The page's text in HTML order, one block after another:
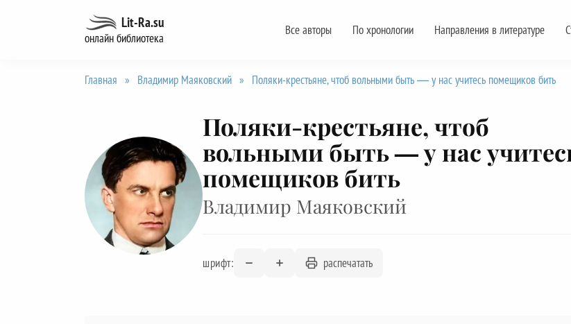
Lit-Ra.su
онлайн библиотека
Все авторы По хронологии Направления в литературе
Главная » Владимир Маяковский » Поляки-крестьяне, чтоб вольными быть — у нас учитесь помещиков бить
Поляки-крестьяне, чтоб
вольными быть — у нас
помещиков бить
Владимир Маяковский
шрифт: распечатать